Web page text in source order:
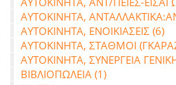
ΑΥΤΟΚΙΝΗΤΑ,
ΑΥΤΟΚΙΝΗΤΑ, ΕΝΟΙΚΙΑΣΕΙΣ (6)
ΑΥΤΟΚΙΝΗΤΑ, ΣΤΑΘΜΟΙ
ΑΥΤΟΚΙΝΗΤΑ, ΣΥΝΕΡΓΕΙΑ
ΒΙΒΛΙΟΠΩΛΕΙΑ (1)